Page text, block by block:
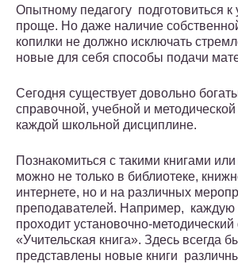
Опытному педагогу подготовиться к
проще. Но даже наличие
копилки не должно исключать
новые для себя способы подачи
Сегодня существует довольно
справочной, учебной и
каждой школьной дисциплине.
Познакомиться с такими книгами
можно не только в библиотеке,
интернете, но и на различных
преподавателей. Например,
проходит установочно-
«Учительская книга». Здесь всегда
представлены новые книги